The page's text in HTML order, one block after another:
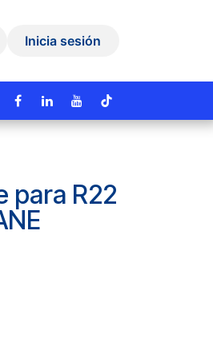
Quiniela
Inicia sesión
para R22